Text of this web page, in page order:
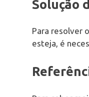
Solução
Para resolver
esteja, é